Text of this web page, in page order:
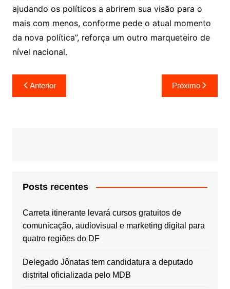
ajudando os políticos a abrirem sua visão para o
mais com menos, conforme pede o atual momento
da nova política”, reforça um outro marqueteiro de
nível nacional.
Navegação
de
Anterior Próximo
Posts recentes
Carreta itinerante levará cursos gratuitos de
comunicação, audiovisual e marketing digital para
quatro regiões do DF
Delegado Jônatas tem candidatura a deputado
distrital oficializada pelo MDB